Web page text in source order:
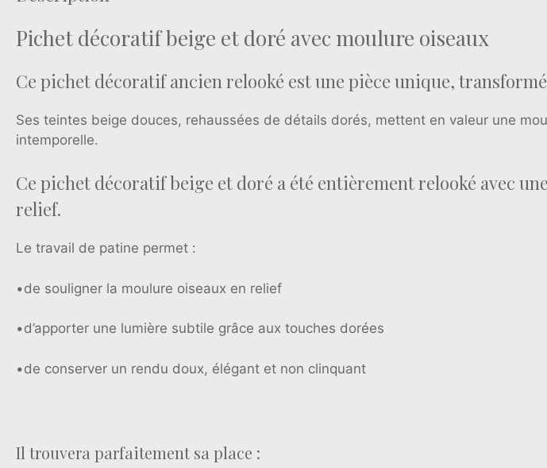
Pichet décoratif beige et doré avec moulure oiseaux
Ce pichet décoratif ancien relooké est une pièce unique,
Ses teintes beige douces, rehaussées de détails dorés, mettent en valeur une
intemporelle.
Ce pichet décoratif beige et doré a été entièrement relooké avec
relief.
Le travail de patine permet :
•de souligner la moulure oiseaux en relief
•d’apporter une lumière subtile grâce aux touches dorées
•de conserver un rendu doux, élégant et non clinquant
Il trouvera parfaitement sa place :